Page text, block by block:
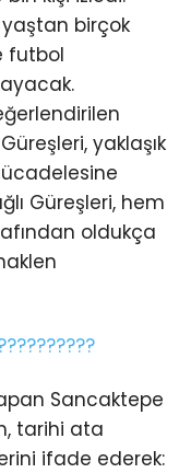
yaştan birçok
futbol
yaklaşık
Güreşleri, hem
oldukça
Sancaktepe
tarihi ata
ifade ederek: